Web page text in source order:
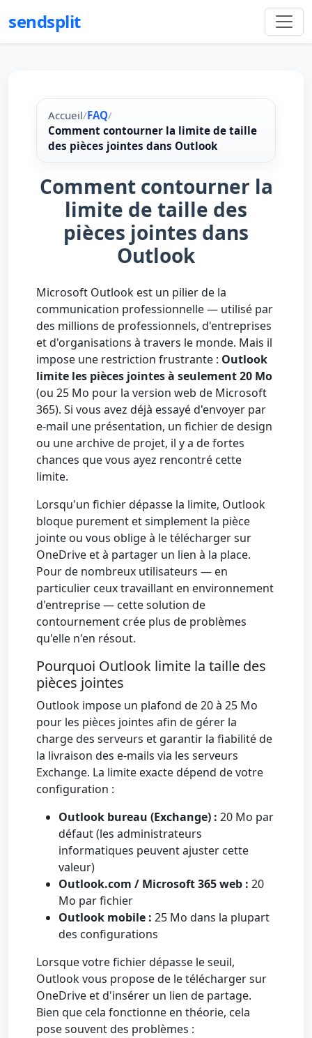
sendsplit
Accueil/FAQ/
Comment contourner la limite de taille
des pièces jointes dans Outlook
Comment contourner la
limite de taille des
pièces jointes dans
Outlook
Microsoft Outlook est un pilier de la
communication professionnelle — utilisé par
des millions de professionnels, d'entreprises
et d'organisations à travers le monde. Mais il
impose une restriction frustrante : Outlook
limite les pièces jointes à seulement 20 Mo
(ou 25 Mo pour la version web de Microsoft
365). Si vous avez déjà essayé d'envoyer par
e-mail une présentation, un fichier de design
ou une archive de projet, il y a de fortes
chances que vous ayez rencontré cette
limite.
Lorsqu'un fichier dépasse la limite, Outlook
bloque purement et simplement la pièce
jointe ou vous oblige à le télécharger sur
OneDrive et à partager un lien à la place.
Pour de nombreux utilisateurs — en
particulier ceux travaillant en environnement
d'entreprise — cette solution de
contournement crée plus de problèmes
qu'elle n'en résout.
Pourquoi Outlook limite la taille des
pièces jointes
Outlook impose un plafond de 20 à 25 Mo
pour les pièces jointes afin de gérer la
charge des serveurs et garantir la fiabilité de
la livraison des e-mails via les serveurs
Exchange. La limite exacte dépend de votre
configuration :
Outlook bureau (Exchange) : 20 Mo par
défaut (les administrateurs
informatiques peuvent ajuster cette
valeur)
Outlook.com / Microsoft 365 web : 20
Mo par fichier
Outlook mobile : 25 Mo dans la plupart
des configurations
Lorsque votre fichier dépasse le seuil,
Outlook vous propose de le télécharger sur
OneDrive et d'insérer un lien de partage.
Bien que cela fonctionne en théorie, cela
pose souvent des problèmes :